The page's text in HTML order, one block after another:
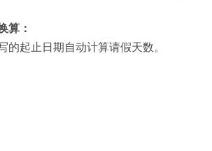
算：
的起止日期自动计算请假天数。